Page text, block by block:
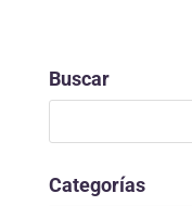
Buscar
Categorías